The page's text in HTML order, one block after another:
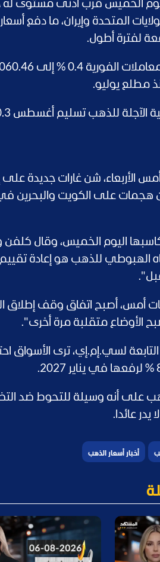
الخميس قرب أدنى مستوى له
المتحدة وإيران، ما دفع
لفترة أطول.
مطلع يوليو.
تسليم أغسطس 0.3 % عند 4,069.80 دولارا.
الأربعاء، شن غارات جديدة على
هجمات على الكويت والبحرين
اليوم الخميس، وقال كلفن
الهبوطي للذهب هو إعادة
أمس، أصبح اتفاق وقف إطلاق
الأوضاع متقلبة مرة أخرى".
أنه وسيلة للتحوط ضد
عائدا.
أخبار أسعار الذهب